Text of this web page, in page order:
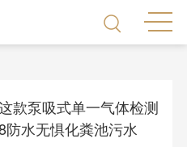
款泵吸式单一气体检测
水无惧化粪池污水